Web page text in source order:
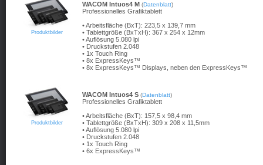
Produktbilder
WACOM Intuos4 M (Datenblatt)
Professionelles Grafiktablett
• Arbeitsfläche (BxT): 223,5 x 139,7 mm
• Tablettgröße (BxTxH): 367 x 254 x 12mm
• Auflösung 5.080 lpi
• Druckstufen 2.048
• 1x Touch Ring
• 8x ExpressKeys™
• 8x ExpressKeys™ Displays, neben den ExpressKeys™
Produktbilder
WACOM Intuos4 S (Datenblatt)
Professionelles Grafiktablett
• Arbeitsfläche (BxT): 157,5 x 98,4 mm
• Tablettgröße (BxTxH): 309 x 208 x 11,5mm
• Auflösung 5.080 lpi
• Druckstufen 2.048
• 1x Touch Ring
• 6x ExpressKeys™